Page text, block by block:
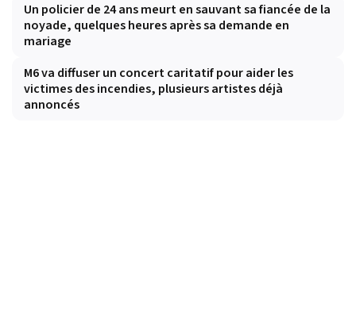
Un policier de 24 ans meurt en sauvant sa fiancée de la
noyade, quelques heures après sa demande en
mariage
M6 va diffuser un concert caritatif pour aider les
victimes des incendies, plusieurs artistes déjà
annoncés